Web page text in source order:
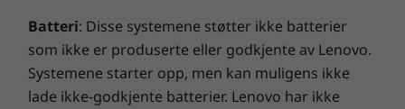
Pålitelig og robust
Batteri: Disse systemene støtter ikke batterier
som ikke er produserte eller godkjente av Lenovo.
Systemene starter opp, men kan muligens ikke
lade ikke-godkjente batterier. Lenovo har ikke